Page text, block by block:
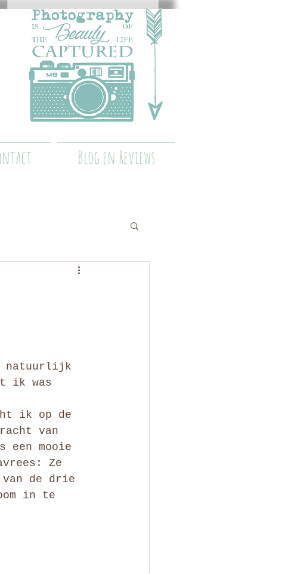
Blog en Reviews
natuurlijk
ik was
ik op de
van
een mooie
Ze
de drie
in te